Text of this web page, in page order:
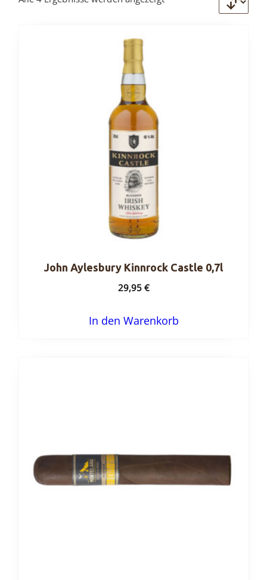
John Aylesbury Kinnrock Castle 0,7l
29,95€
In den Warenkorb